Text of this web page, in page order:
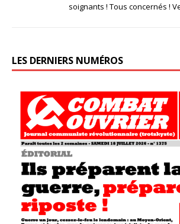
soignants ! Tous concernés !
LES DERNIERS NUMÉROS